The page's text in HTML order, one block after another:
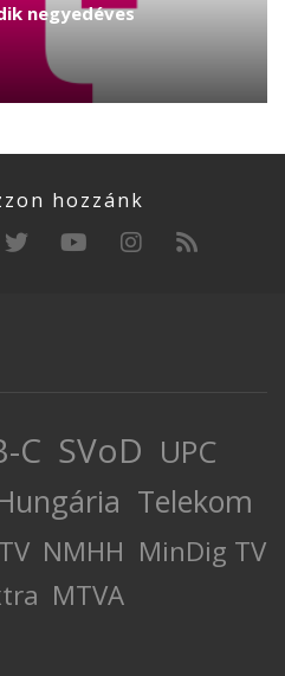
negyedéves
hozzánk
C SVoD UPC
Telekom
NMHH MinDig TV
MTVA